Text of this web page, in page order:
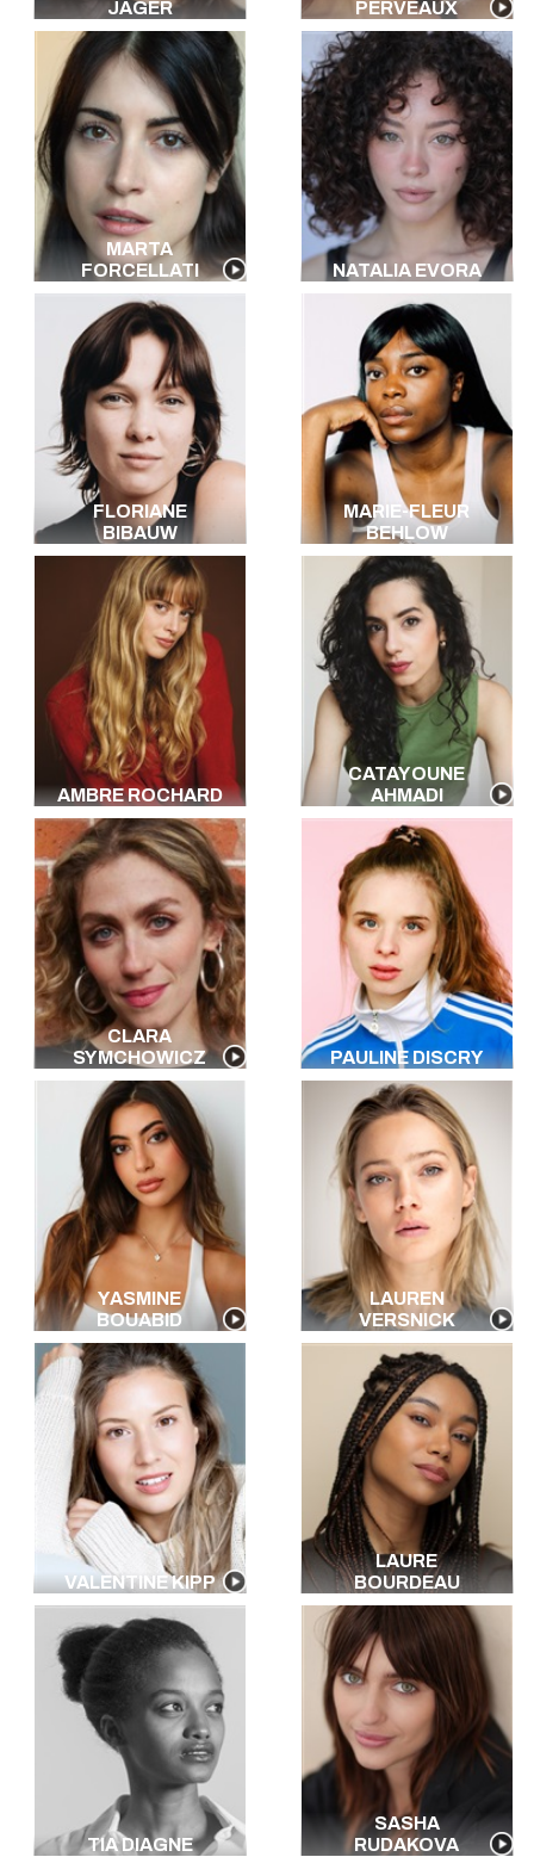
JÄGER PERVEAUX
MARTA
FORCELLATI
NATALIA EVORA
FLORIANE
BIBAUW
MARIE-FLEUR
BEHLOW
AMBRE ROCHARD
CATAYOUNE
AHMADI
CLARA
SYMCHOWICZ
PAULINE DISCRY
YASMINE
BOUABID
LAUREN
VERSNICK
VALENTINE KIPP
LAURE
BOURDEAU
TIA DIAGNE
SASHA
RUDAKOVA